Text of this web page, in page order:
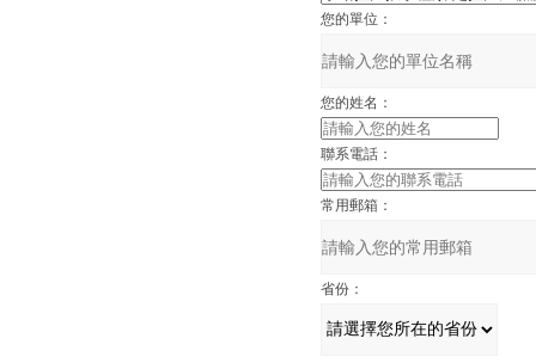
您的單位：
您的姓名：
聯系電話：
常用郵箱：
省份：